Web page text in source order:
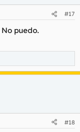
#17
puedo.
#18